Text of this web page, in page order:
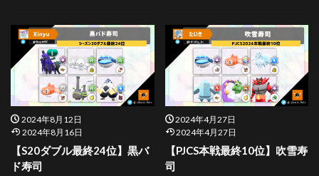
2024年8月12日
2024年8月16日
【S20ダブル最終24位】黒バ
ド寿司
2024年4月27日
2024年4月27日
【PJCS本戦最終10位】吹雪寿
司